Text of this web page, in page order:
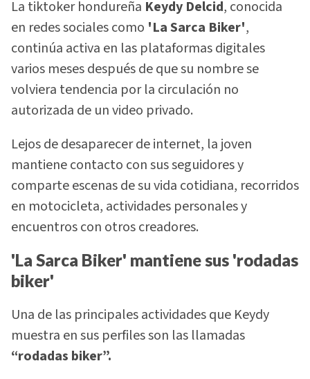
La tiktoker hondureña Keydy Delcid, conocida
en redes sociales como 'La Sarca Biker',
continúa activa en las plataformas digitales
varios meses después de que su nombre se
volviera tendencia por la circulación no
autorizada de un video privado.
Lejos de desaparecer de internet, la joven
mantiene contacto con sus seguidores y
comparte escenas de su vida cotidiana, recorridos
en motocicleta, actividades personales y
encuentros con otros creadores.
'La Sarca Biker' mantiene sus 'rodadas
biker'
Una de las principales actividades que Keydy
muestra en sus perfiles son las llamadas
“rodadas biker”.